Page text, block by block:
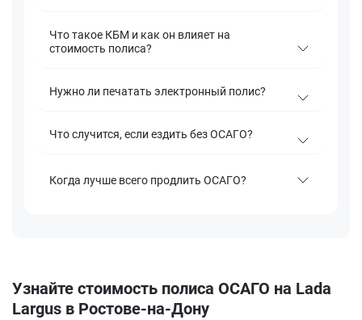
Что такое КБМ и как он влияет на
стоимость полиса?
Нужно ли печатать электронный полис?
Что случится, если ездить без ОСАГО?
Когда лучше всего продлить ОСАГО?
Узнайте стоимость полиса ОСАГО на Lada
Largus в Ростове-на-Дону